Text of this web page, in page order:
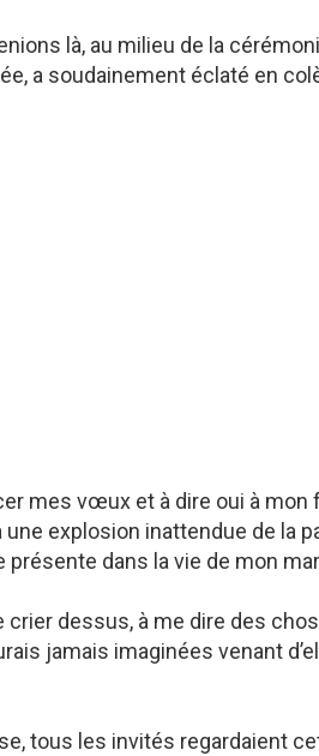
là, au milieu de la
a soudainement éclaté en
mes vœux et à dire oui à mon
une explosion inattendue de la
dans la vie de mon
crier dessus, à me dire des
jamais imaginées venant
tous les invités regardaient